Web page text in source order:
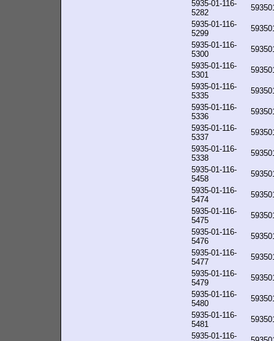
5935-01-116-
5282
5935-01-116-
5299
5935-01-116-
5300
5935-01-116-
5301
5935-01-116-
5335
5935-01-116-
5336
5935-01-116-
5337
5935-01-116-
5338
5935-01-116-
5458
5935-01-116-
5474
5935-01-116-
5475
5935-01-116-
5476
5935-01-116-
5477
5935-01-116-
5479
5935-01-116-
5480
5935-01-116-
5481
5935-01-116-